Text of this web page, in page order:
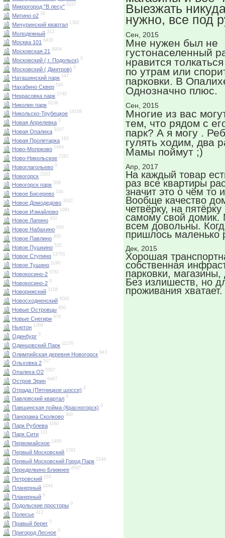
Микрогород "В лесу" 6337
Митино о2 28
Мичуринский квартал 1392
Молодежный 313
Москва 101 6430
Московская 21 9904
Московский ( г. Подольск) 0
Московский ( Дмитров) 0
Наташинский парк 147
Нахабино Сквер 540
Некрасовка парк 1740
Николин парк 8136
Никольско-Трубецкое 16189
Новая Апрелевка 0
Новая Опалиха 3337
Новая Пролетарка 162
Ново-Молоково 1494
Ново-Никольское 2281
Новоглагольево 0
Новогорск 2203
Новогорск парк 508
Новое Бисерево 194
Новое Домодедово 3042
Новое Измайлово 1981
Новое Лапино 431
Новое Набахино 600
Новое Павлино 300
Новое Пушкино 535
Новое Ступино 12701
Новое Тушино 1190
Новокосино-2 5761
Новокосино-2 0
Новорижский 3158
Новосходненский 9561
Новые Островцы 850
Новые Снегири 974
Ньютон 1269
Одинбург 0
Одинцовский Парк 11170
Олимпийская деревня Новогорск 643
Ольховка 2 517
Опалиха О2 5507
Остров Эрин 6487
Отрада (Пятницкое шоссе) 0
Павловский квартал 0
Павшинская пойма (Красногорск) 0
Панорама Сколково 300
Парк Рублева 1180
Парк Сити 101
Первомайское 1489
Первый Московский 1781
Первый Московский Город Парк 2146
Переделкино Ближнее 2037
Петровский 193
Планерный 1644
Планерный 0
Подольские просторы 0
Полесье 412
Правый берег 0
Пригород Лесное 0
Выезжать
нужно, все под
Сен, 2015
Мне нужен был не
густонаселенный
нравится
по утрам или
парковки. В
Однозначно плюс.
Сен, 2015
Многие из вас
тем, что рядом с
парк? А я могу .
гулять ходим, два
Мамы поймут ;)
Апр, 2017
На каждый товар
раз все квартиры
значит это о чём то
Вообще качество
четвёрку, на
самому свой
всем довольны.
пришлось маленько
Дек, 2015
Хорошая
собственная
парковки,
Без излишеств, но
проживания хватает.